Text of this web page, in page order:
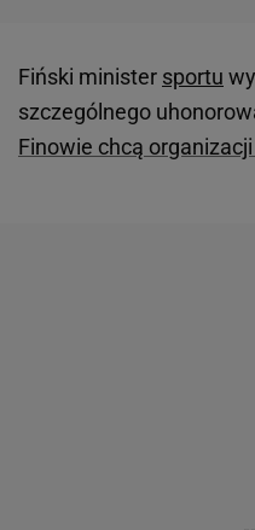
Fiński minister sportu
szczególnego
Finowie chcą